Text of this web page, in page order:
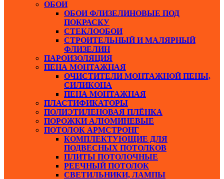
ОБОИ
ОБОИ ФЛИЗЕЛИНОВЫЕ ПОД
ПОКРАСКУ
СТЕКЛООБОИ
СТРОИТЕЛЬНЫЙ И МАЛЯРНЫЙ
ФЛИЗЕЛИН
ПАРОИЗОЛЯЦИЯ
ПЕНА МОНТАЖНАЯ
ОЧИСТИТЕЛИ МОНТАЖНОЙ ПЕНЫ,
СИЛИКОНА
ПЕНА МОНТАЖНАЯ
ПЛАСТИФИКАТОРЫ
ПОЛИЭТИЛЕНОВАЯ ПЛЁНКА
ПОРОЖКИ АЛЮМИНЕВЫЕ
ПОТОЛОК АРМСТРОНГ
КОМПЛЕКТУЮЩИЕ ДЛЯ
ПОДВЕСНЫХ ПОТОЛКОВ
ПЛИТЫ ПОТОЛОЧНЫЕ
РЕЕЧНЫЙ ПОТОЛОК
СВЕТИЛЬНИКИ, ЛАМПЫ